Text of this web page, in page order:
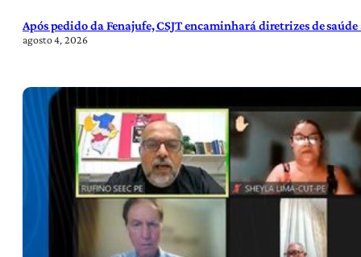
Após pedido da Fenajufe, CSJT encaminhará diretrizes de
agosto 4, 2026